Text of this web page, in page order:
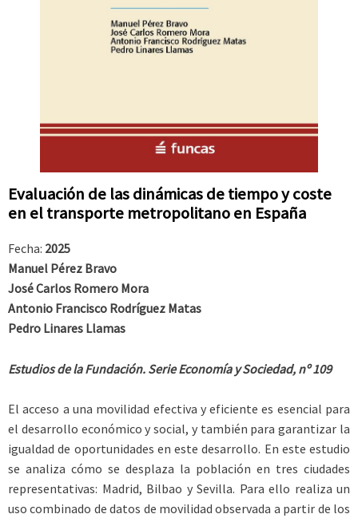
Evaluación de las dinámicas de tiempo y coste
en el transporte metropolitano en España
Fecha: 2025
Manuel Pérez Bravo
José Carlos Romero Mora
Antonio Francisco Rodríguez Matas
Pedro Linares Llamas
Estudios de la Fundación. Serie Economía y Sociedad, nº 109
El acceso a una movilidad efectiva y eficiente es esencial para
el desarrollo económico y social, y también para garantizar la
igualdad de oportunidades en este desarrollo. En este estudio
se analiza cómo se desplaza la población en tres ciudades
representativas: Madrid, Bilbao y Sevilla. Para ello realiza un
uso combinado de datos de movilidad observada a partir de los